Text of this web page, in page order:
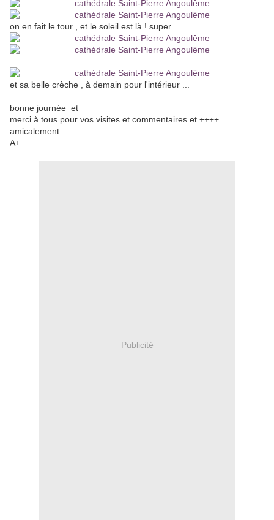
on en fait le tour , et le soleil est là ! super
et sa belle crèche , à demain pour l'intérieur ...
bonne journée et
merci à tous pour vos visites et commentaires et ++++
amicalement
A+
Publicité